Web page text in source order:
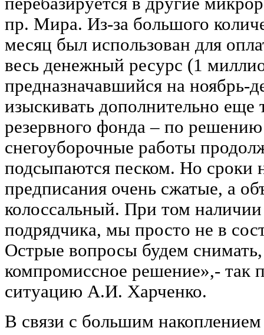
пр. Мира. Из-за большого
месяц был использован для
весь денежный ресурс (1
предназначавшийся на ноябрь-
изыскивать дополнительно
резервного фонда – по
снегоуборочные работы
подсыпаются песком. Но сроки
предписания очень сжатые, а
колоссальный. При том наличии
подрядчика, мы просто не в
Острые вопросы будем
компромиссное решение»,- так
ситуацию А.И. Харченко.
В связи с большим накоплением